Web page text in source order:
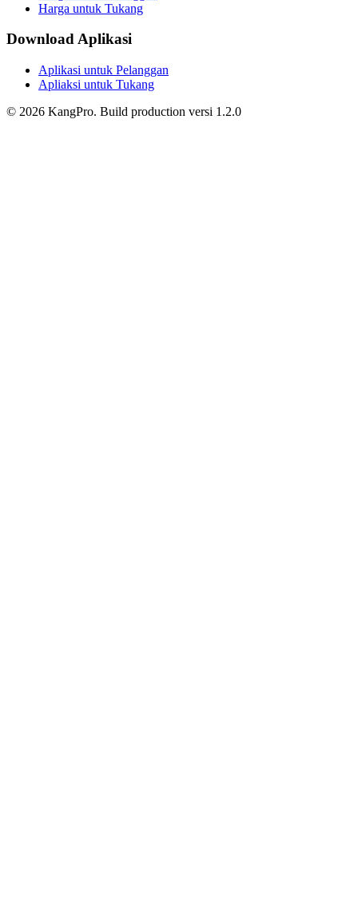
Harga untuk Tukang
Download Aplikasi
Aplikasi untuk Pelanggan
Apliaksi untuk Tukang
© 2026 KangPro. Build production versi 1.2.0